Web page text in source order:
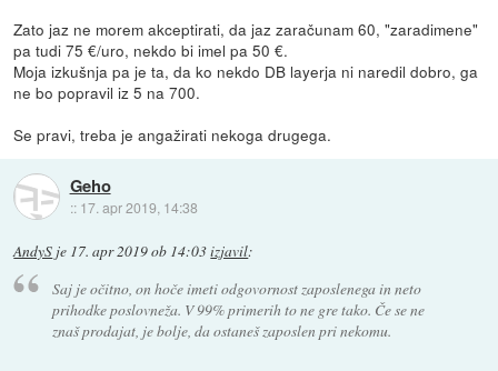
Zato jaz ne morem akceptirati, da jaz zaračunam 60, "zaradimene"
pa tudi 75 €/uro, nekdo bi imel pa 50 €.
Moja izkušnja pa je ta, da ko nekdo DB layerja ni naredil dobro, ga
ne bo popravil iz 5 na 700.
Se pravi, treba je angažirati nekoga drugega.
Geho
:: 17. apr 2019, 14:38
AndyS je 17. apr 2019 ob 14:03izjavil:
Saj je očitno, on hoče imeti odgovornost zaposlenega in neto
prihodke poslovneža. V 99% primerih to ne gre tako. Če se ne
znaš prodajat, je bolje, da ostaneš zaposlen pri nekomu.